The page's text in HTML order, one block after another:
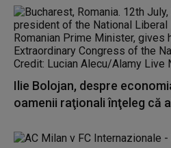
Ilie Bolojan, despre
oamenii raţionali înţeleg că